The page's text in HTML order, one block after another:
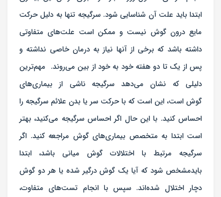
ابتدا باید علت آن شناسایی شود. سرگیجه تنها به دلیل حرکت
مایع درون گوش نیست و ممکن است علت‌های متفاوتی
داشته باشد که برخی از آنها نیاز به درمان خاصی نداشته و
پس از یک تا دو هفته خود به خود از بین می‌روند. مهم‌ترین
دلیلی که نشان می‌دهد سرگیجه ناشی از بیماری‌های
گوش است، این است که با حرکت سر یا بدن علائم سرگیجه را
احساس کنید. با این حال اگر احساس سرگیجه می‌کنید، بهتر
است ابتدا به متخصص بیماری‌های گوش مراجعه کنید. اگر
سرگیجه مرتبط با اختلالات گوش میانی باشد، ابتدا
بایدمشخص شود که آیا یک گوش درگیر شده یا هر دو گوش
دچار اختلال شده‌اند. سپس با انجام تست‌های متفاوت،